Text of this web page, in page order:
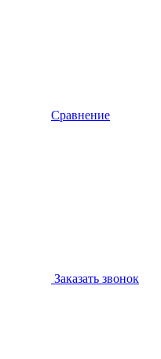
Сравнение
Заказать звонок